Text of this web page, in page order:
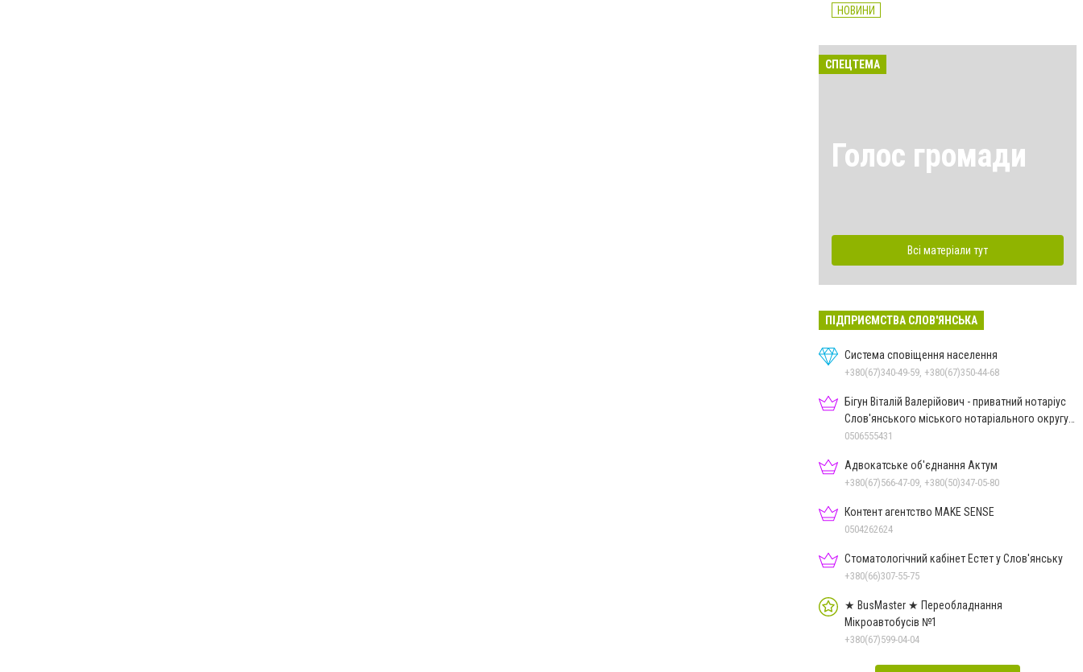
НОВИНИ
СПЕЦТЕМА
Голос громади
Всі матеріали тут
ПІДПРИЄМСТВА СЛОВ'ЯНСЬКА
Система сповіщення населення
+380(67)340-49-59, +380(67)350-44-68
Бігун Віталій Валерійович - приватний нотаріус
Слов'янського міського нотаріального округу
Дон.обл.
0506555431
Адвокатське об'єднання Актум
+380(67)566-47-09, +380(50)347-05-80
Контент агентство MAKE SENSE
0504262624
Стоматологічний кабінет Естет у Слов'янську
+380(66)307-55-75
★ BusMaster ★ Переобладнання
Мікроавтобусів №1
+380(67)599-04-04